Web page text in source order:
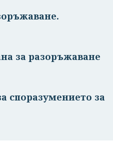
за разоръжаване
споразумението за